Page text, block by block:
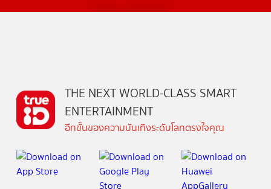
THE NEXT WORLD-CLASS SMART
ENTERTAINMENT
อีกขั้นของความบันเทิงระดับโลกตรงใจคุณ